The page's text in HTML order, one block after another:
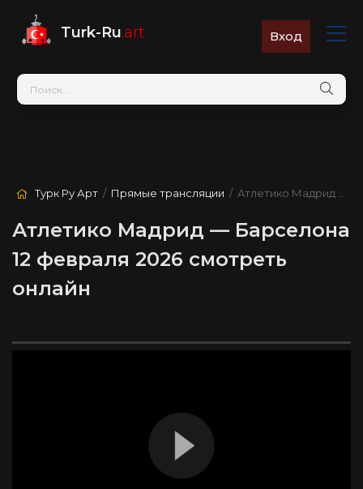
Turk-Ru.art Вход
Турк Ру Арт / Прямые трансляции / Атлетико Мадрид — Барселона
Атлетико Мадрид — Барселона
12 февраля 2026 смотреть
онлайн